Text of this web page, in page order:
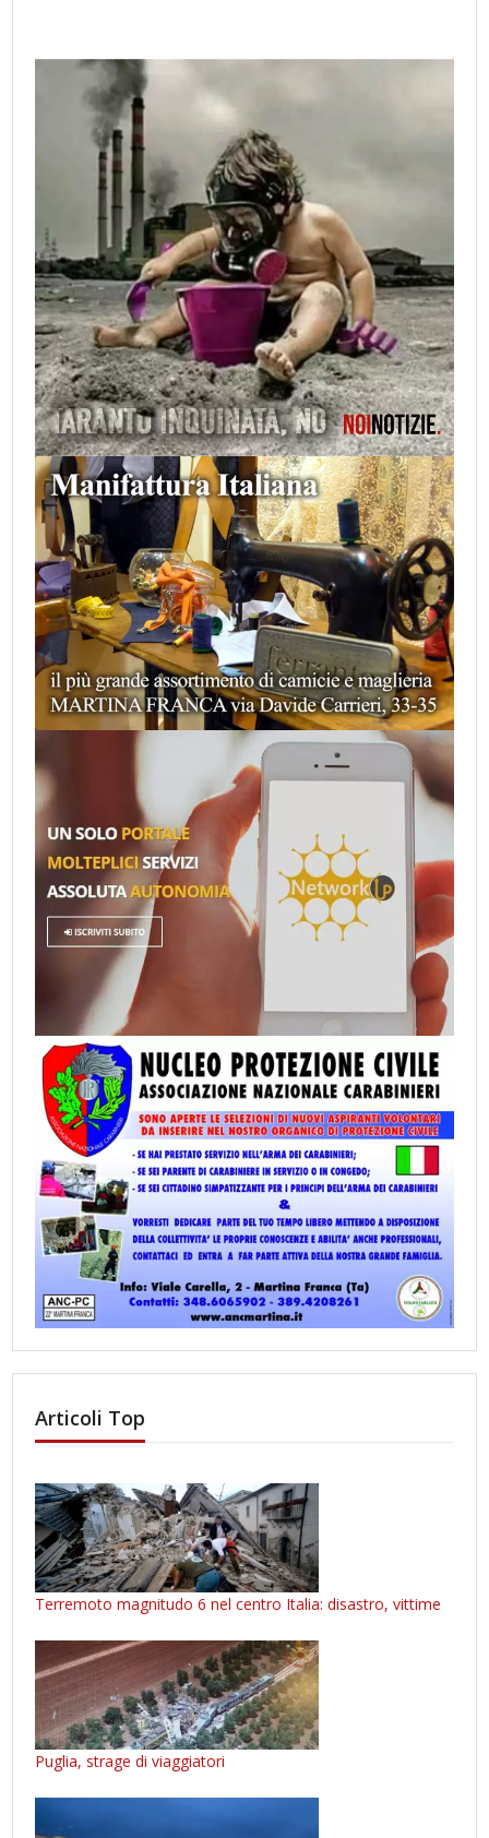
Articoli Top
Terremoto magnitudo 6 nel centro Italia: disastro, vittime
Puglia, strage di viaggiatori